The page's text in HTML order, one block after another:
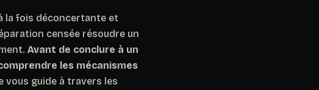
la fois déconcertante et
censée résoudre un
Avant de conclure à un
les mécanismes
vous guide à travers les